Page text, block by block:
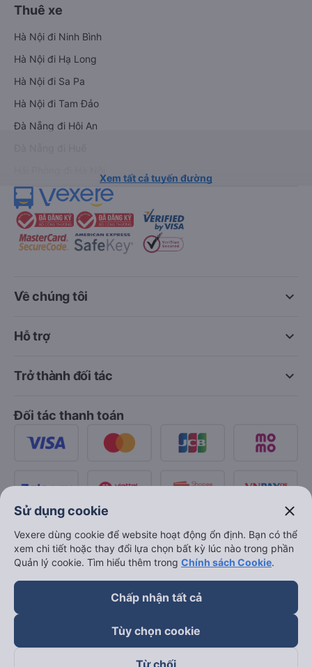
Thuê xe
Hà Nội đi Ninh Bình
Hà Nội đi Hạ Long
Hà Nội đi Sa Pa
Hà Nội đi Tam Đảo
Đà Nẵng đi Hội An
Xem tất cả tuyến đường
keyboard_arrow_down
Về chúng tôi
keyboard_arrow_down
Hỗ trợ
keyboard_arrow_down
Trở thành đối tác
Đối tác thanh toán
Sử dụng cookie close
Vexere dùng cookie để website hoạt động ổn định. Bạn có thể
xem chi tiết hoặc thay đổi lựa chọn bất kỳ lúc nào trong phần
Quản lý cookie. Tìm hiểu thêm trong Chính sách Cookie.
Chấp nhận tất cả
Tùy chọn cookie
Từ chối